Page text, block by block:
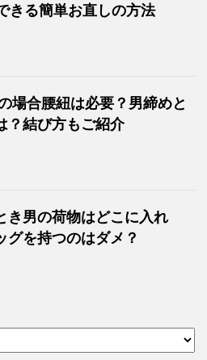
きる簡単お直しの方法
場合腰紐は必要？男締めと
？結び方もご紹介
き男の荷物はどこに入れ
グを持つのはダメ？